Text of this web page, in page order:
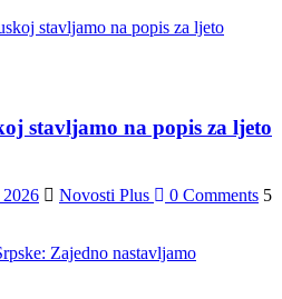
stavljamo na popis za ljeto
2026 Novosti Plus 0 Comments 5